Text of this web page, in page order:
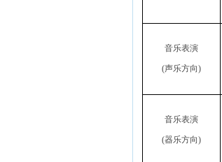
音乐表演
(声乐方向)
音乐表演
(器乐方向)